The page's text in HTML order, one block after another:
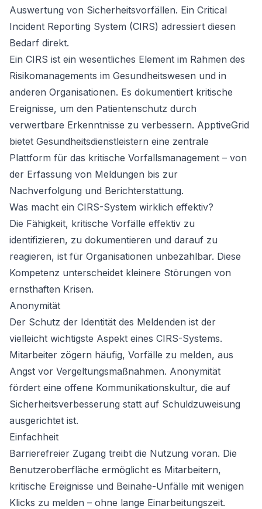
Auswertung von Sicherheitsvorfällen. Ein Critical
Incident Reporting System (CIRS) adressiert diesen
Bedarf direkt.
Ein CIRS ist ein wesentliches Element im Rahmen des
Risikomanagements im Gesundheitswesen und in
anderen Organisationen. Es dokumentiert kritische
Ereignisse, um den Patientenschutz durch
verwertbare Erkenntnisse zu verbessern. ApptiveGrid
bietet Gesundheitsdienstleistern eine zentrale
Plattform für das kritische Vorfallsmanagement – von
der Erfassung von Meldungen bis zur
Nachverfolgung und Berichterstattung.
Was macht ein CIRS-System wirklich effektiv?
Die Fähigkeit, kritische Vorfälle effektiv zu
identifizieren, zu dokumentieren und darauf zu
reagieren, ist für Organisationen unbezahlbar. Diese
Kompetenz unterscheidet kleinere Störungen von
ernsthaften Krisen.
Anonymität
Der Schutz der Identität des Meldenden ist der
vielleicht wichtigste Aspekt eines CIRS-Systems.
Mitarbeiter zögern häufig, Vorfälle zu melden, aus
Angst vor Vergeltungsmaßnahmen. Anonymität
fördert eine offene Kommunikationskultur, die auf
Sicherheitsverbesserung statt auf Schuldzuweisung
ausgerichtet ist.
Einfachheit
Barrierefreier Zugang treibt die Nutzung voran. Die
Benutzeroberfläche ermöglicht es Mitarbeitern,
kritische Ereignisse und Beinahe-Unfälle mit wenigen
Klicks zu melden – ohne lange Einarbeitungszeit.